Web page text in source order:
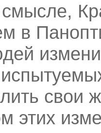
в
свои
этих